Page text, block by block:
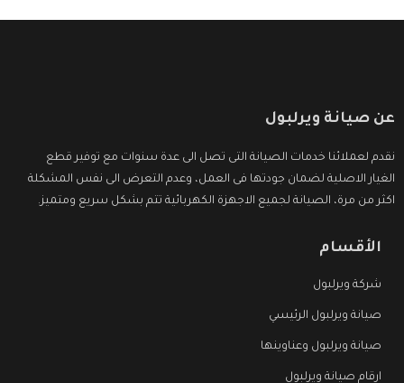
عن صيانة ويرلبول
نقدم لعملائنا خدمات الصيانة التى تصل الى عدة سنوات مع توفير قطع
الغيار الاصلية لضمان جودتها فى العمل، وعدم التعرض الى نفس المشكلة
اكثر من مرة، الصيانة لجميع الاجهزة الكهربائية تتم بشكل سريع ومتميز.
الأقسام
شركة ويرلبول
صيانة ويرلبول الرئيسي
صيانة ويرلبول وعناوينها
ارقام صيانة ويرلبول